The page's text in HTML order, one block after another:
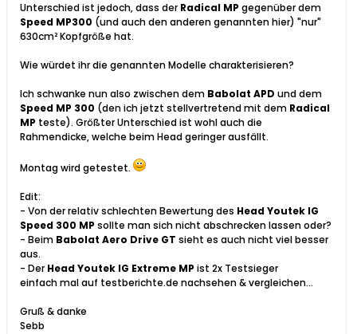
Unterschied ist jedoch, dass der Radical MP gegenüber dem
Speed MP300 (und auch den anderen genannten hier) "nur"
630cm² Kopfgröße hat.
Wie würdet ihr die genannten Modelle charakterisieren?
Ich schwanke nun also zwischen dem Babolat APD und dem
Speed MP 300 (den ich jetzt stellvertretend mit dem Radical
MP teste). Größter Unterschied ist wohl auch die
Rahmendicke, welche beim Head geringer ausfällt.
Montag wird getestet.
Edit:
- Von der relativ schlechten Bewertung des Head Youtek IG
Speed 300 MP sollte man sich nicht abschrecken lassen oder?
- Beim Babolat Aero Drive GT sieht es auch nicht viel besser
aus.
- Der Head Youtek IG Extreme MP ist 2x Testsieger
einfach mal auf testberichte.de nachsehen & vergleichen...
Gruß & danke
Sebb